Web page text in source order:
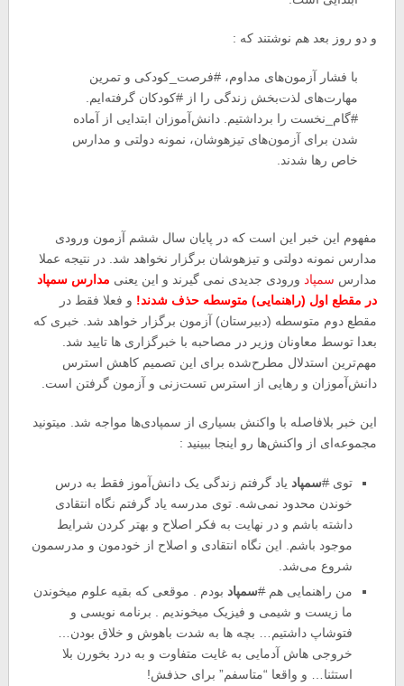
و دو روز بعد هم نوشتند که :
با فشار آزمون‌های مداوم، #فرصت_کودکی و تمرین
مهارت‌های لذت‌بخش زندگی را از #کودکان گرفته‌ایم.
#گام_نخست را برداشتیم. دانش‌آموزان ابتدایی از آماده
شدن برای آزمون‌های تیزهوشان، نمونه دولتی و مدارس
خاص رها شدند.
مفهوم این خبر این است که در پایان سال ششم آزمون ورودی
مدارس نمونه دولتی و تیزهوشان برگزار نخواهد شد. در نتیجه عملا
مدارس سمپاد ورودی جدیدی نمی گیرند و این یعنی مدارس سمپاد
در مقطع اول (راهنمایی) متوسطه حذف شدند! و فعلا فقط در
مقطع دوم متوسطه (دبیرستان) آزمون برگزار خواهد شد. خبری که
بعدا توسط معاونان وزیر در مصاحبه با خبرگزاری ها تایید شد.
مهم‌ترین استدلال مطرح‌شده برای این تصمیم کاهش استرس
دانش‌آموزان و رهایی از استرس تست‌زنی و آزمون گرفتن است.
این خبر بلافاصله با واکنش بسیاری از سمپادی‌ها مواجه شد. میتونید
مجموعه‌ای از واکنش‌ها رو اینجا ببینید :
توی#سمپاد یاد گرفتم زندگی یک دانش‌آموز فقط به درس
خوندن محدود نمی‌شه. توی مدرسه یاد گرفتم نگاه انتقادی
داشته باشم و در نهایت به فکر اصلاح و بهتر کردن شرایط
موجود باشم. این نگاه انتقادی و اصلاح از خودمون و مدرسمون
شروع می‌شد.
من راهنمایی هم#سمپاد بودم . موقعی که بقیه علوم میخوندن
ما زیست و شیمی و فیزیک میخوندیم . برنامه نویسی و
فتوشاپ داشتیم… بچه ها به شدت باهوش و خلاق بودن…
خروجی هاش آدمایی به غایت متفاوت و به درد بخورن بلا
استثنا… و واقعا “متاسفم” برای حذفش!